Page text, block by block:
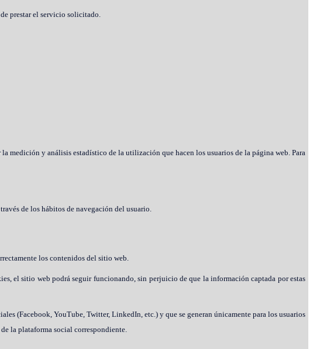
prestar el servicio solicitado.
medición y análisis estadístico de la utilización que hacen los usuarios de la página web. Para
de los hábitos de navegación del usuario.
los contenidos del sitio web.
el sitio web podrá seguir funcionando, sin perjuicio de que la información captada por estas
(Facebook, YouTube, Twitter, LinkedIn, etc.) y que se generan únicamente para los usuarios
la plataforma social correspondiente.